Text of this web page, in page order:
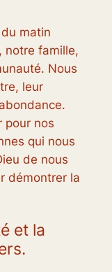
matin
notre famille,
Nous
leur
pour nos
qui nous
de nous
démontrer la
et la